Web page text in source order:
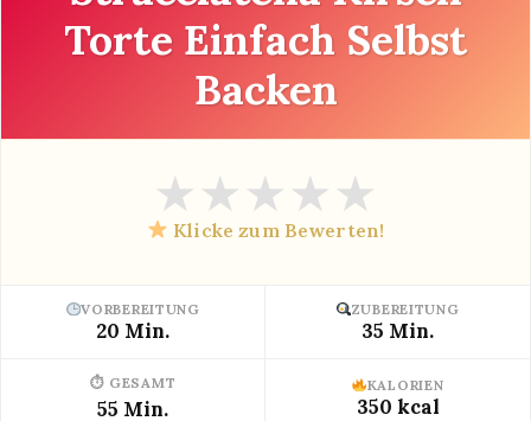
Torte Einfach Selbst
Backen
★★★★★
Klicke zum Bewerten!
VORBEREITUNG
20 Min.
ZUBEREITUNG
35 Min.
⏱ GESAMT
55 Min.
KALORIEN
350 kcal